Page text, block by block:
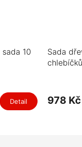
10
Detail
Sada
978 Kč